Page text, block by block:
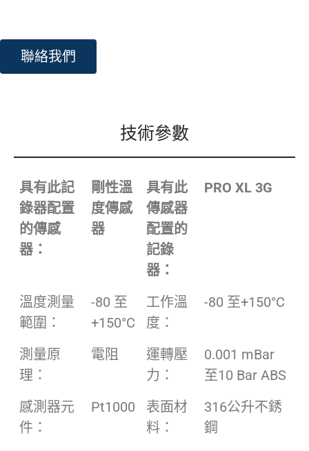
聯絡我們
技術參數
具有此記
錄器配置
的傳感
器：
剛性溫
度傳感
器
具有此
傳感器
配置的
記錄
器：
PRO XL 3G
溫度測量
範圍：
-80 至
+150°C
工作溫
度：
-80 至+150°C
測量原
理：
電阻
運轉壓
力：
0.001 mBar
至10 Bar ABS
感測器元
件：
Pt1000
表面材
料：
316公升不銹
鋼